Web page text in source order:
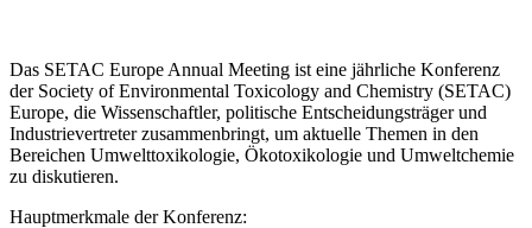
Das SETAC Europe Annual Meeting ist eine jährliche Konferenz
der Society of Environmental Toxicology and Chemistry (SETAC)
Europe, die Wissenschaftler, politische Entscheidungsträger und
Industrievertreter zusammenbringt, um aktuelle Themen in den
Bereichen Umwelttoxikologie, Ökotoxikologie und Umweltchemie
zu diskutieren.
Hauptmerkmale der Konferenz: